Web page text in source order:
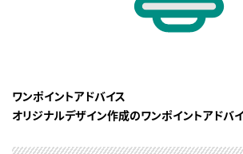
ワンポイントアドバイス
オリジナルデザイン作成のワンポイントアドバ